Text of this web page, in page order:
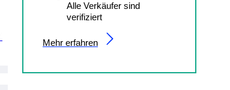
Alle Verkäufer sind
verifiziert
Mehr erfahren